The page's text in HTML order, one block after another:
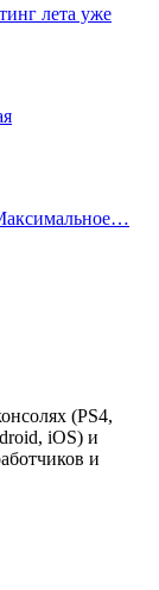
лета уже
(PS4,
iOS) и
и